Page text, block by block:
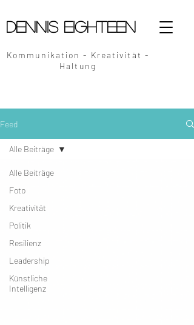
Dennis Eighteen
Kommunikation - Kreativität -
Haltung
Feed
Alle Beiträge
Foto
Kreativität
Politik
Resilienz
Leadership
Künstliche
Intelligenz
Alle Beiträge